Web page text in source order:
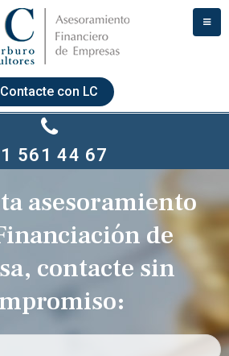
Contacte con LC
561 44 67
asesoramiento
de
contacte sin